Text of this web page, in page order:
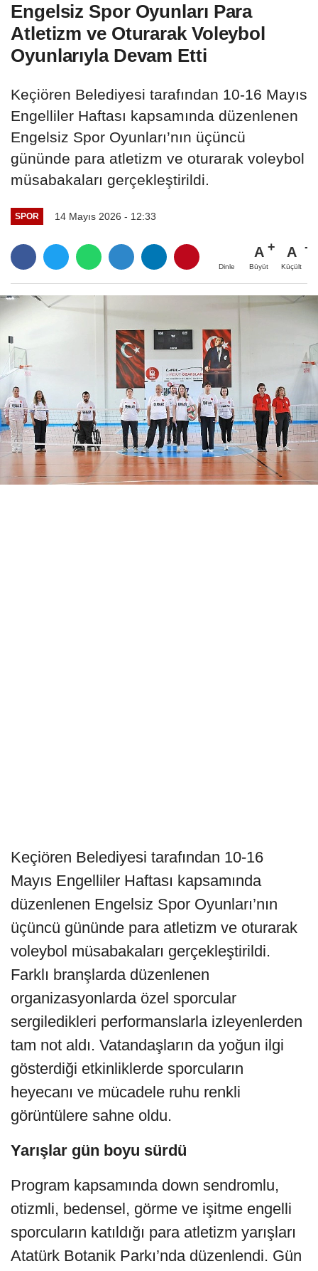
Engelsiz Spor Oyunları Para
Atletizm ve Oturarak Voleybol
Oyunlarıyla Devam Etti
Keçiören Belediyesi tarafından 10-16 Mayıs
Engelliler Haftası kapsamında düzenlenen
Engelsiz Spor Oyunları’nın üçüncü
gününde para atletizm ve oturarak voleybol
müsabakaları gerçekleştirildi.
SPOR 14 Mayıs 2026 - 12:33
Dinle
A
Büyüt
A
Küçült
Keçiören Belediyesi tarafından 10-16
Mayıs Engelliler Haftası kapsamında
düzenlenen Engelsiz Spor Oyunları’nın
üçüncü gününde para atletizm ve oturarak
voleybol müsabakaları gerçekleştirildi.
Farklı branşlarda düzenlenen
organizasyonlarda özel sporcular
sergiledikleri performanslarla izleyenlerden
tam not aldı. Vatandaşların da yoğun ilgi
gösterdiği etkinliklerde sporcuların
heyecanı ve mücadele ruhu renkli
görüntülere sahne oldu.
Yarışlar gün boyu sürdü
Program kapsamında down sendromlu,
otizmli, bedensel, görme ve işitme engelli
sporcuların katıldığı para atletizm yarışları
Atatürk Botanik Parkı’nda düzenlendi. Gün